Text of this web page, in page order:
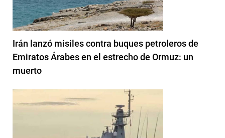
Irán lanzó misiles contra buques petroleros de
Emiratos Árabes en el estrecho de Ormuz: un
muerto